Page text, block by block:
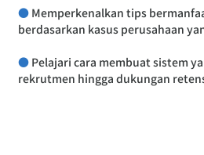
● Memperkenalkan tips
berdasarkan kasus perusahaan
● Pelajari cara membuat sistem
rekrutmen hingga dukungan